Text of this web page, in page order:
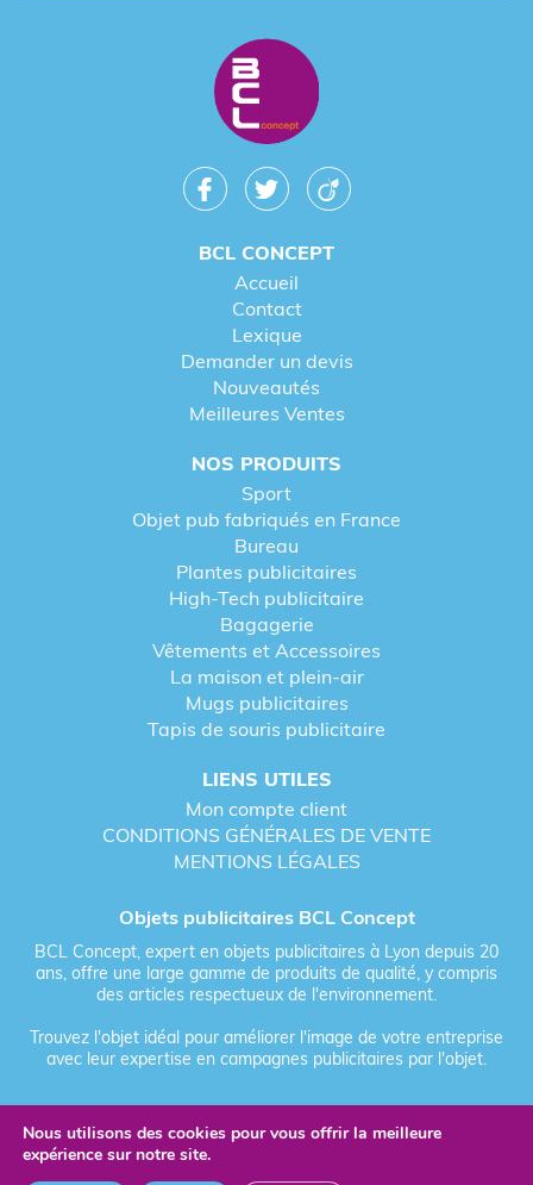
BCL CONCEPT
Accueil
Contact
Lexique
Demander un devis
Nouveautés
Meilleures Ventes
NOS PRODUITS
Sport
Objet pub fabriqués en France
Bureau
Plantes publicitaires
High-Tech publicitaire
Bagagerie
Vêtements et Accessoires
La maison et plein-air
Mugs publicitaires
Tapis de souris publicitaire
LIENS UTILES
Mon compte client
CONDITIONS GÉNÉRALES DE VENTE
MENTIONS LÉGALES
Objets publicitaires BCL Concept
BCL Concept, expert en objets publicitaires à Lyon depuis 20
ans, offre une large gamme de produits de qualité, y compris
des articles respectueux de l'environnement.
Trouvez l'objet idéal pour améliorer l'image de votre entreprise
avec leur expertise en campagnes publicitaires par l'objet.
Fièrement forgé par Les Vikings
Nous utilisons des cookies pour vous offrir la meilleure
expérience sur notre site.